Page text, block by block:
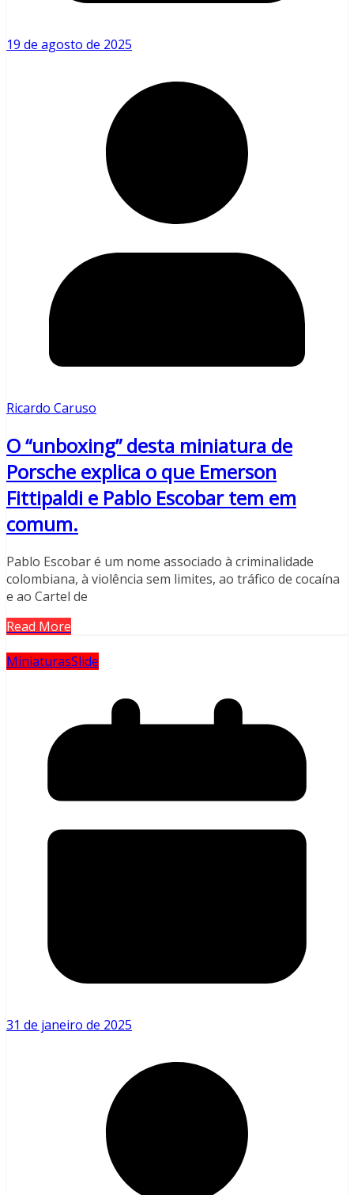
19 de agosto de 2025
Ricardo Caruso
O “unboxing” desta miniatura de
Porsche explica o que Emerson
Fittipaldi e Pablo Escobar tem em
comum.
Pablo Escobar é um nome associado à criminalidade
colombiana, à violência sem limites, ao tráfico de cocaína
e ao Cartel de
Read More
MiniaturasSlide
31 de janeiro de 2025